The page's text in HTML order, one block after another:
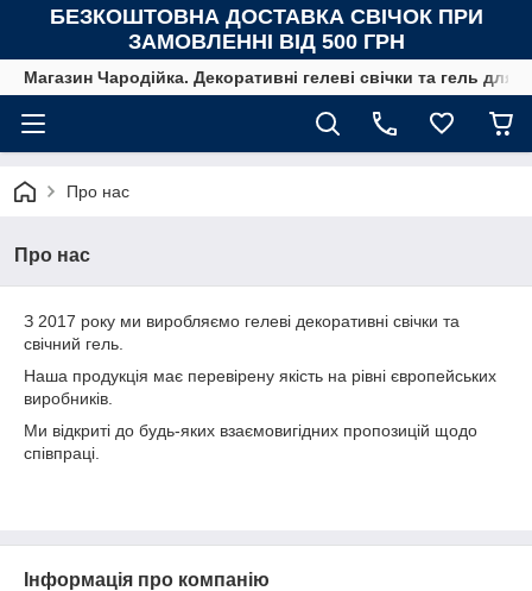
БЕЗКОШТОВНА ДОСТАВКА СВІЧОК ПРИ
ЗАМОВЛЕННІ ВІД 500 ГРН
Магазин Чародійка. Декоративні гелеві свічки та гель для
Про нас
Про нас
З 2017 року ми виробляємо гелеві декоративні свічки та
свічний гель.
Наша продукція має перевірену якість на рівні європейських
виробників.
Ми відкриті до будь-яких взаємовигідних пропозицій щодо
співпраці.
Інформація про компанію